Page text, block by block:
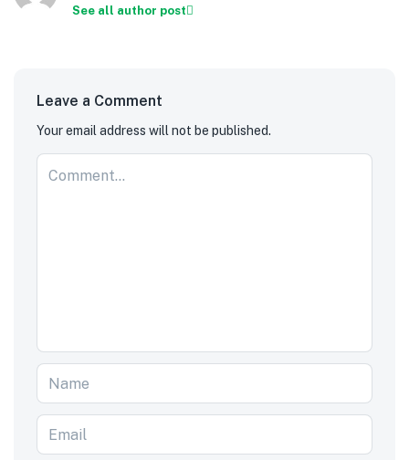
See all author post
Leave a Comment
Your email address will not be published.